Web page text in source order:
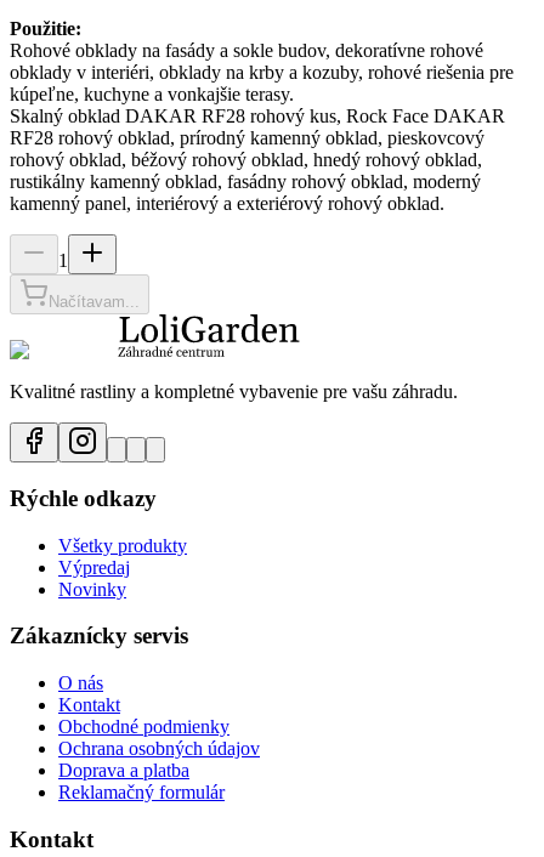
Použitie:
Rohové obklady na fasády a sokle budov, dekoratívne rohové
obklady v interiéri, obklady na krby a kozuby, rohové riešenia pre
kúpeľne, kuchyne a vonkajšie terasy.
Skalný obklad DAKAR RF28 rohový kus, Rock Face DAKAR
RF28 rohový obklad, prírodný kamenný obklad, pieskovcový
rohový obklad, béžový rohový obklad, hnedý rohový obklad,
rustikálny kamenný obklad, fasádny rohový obklad, moderný
kamenný panel, interiérový a exteriérový rohový obklad.
1
Načítavam...
Kvalitné rastliny a kompletné vybavenie pre vašu záhradu.
Rýchle odkazy
Všetky produkty
Výpredaj
Novinky
Zákaznícky servis
O nás
Kontakt
Obchodné podmienky
Ochrana osobných údajov
Doprava a platba
Reklamačný formulár
Kontakt